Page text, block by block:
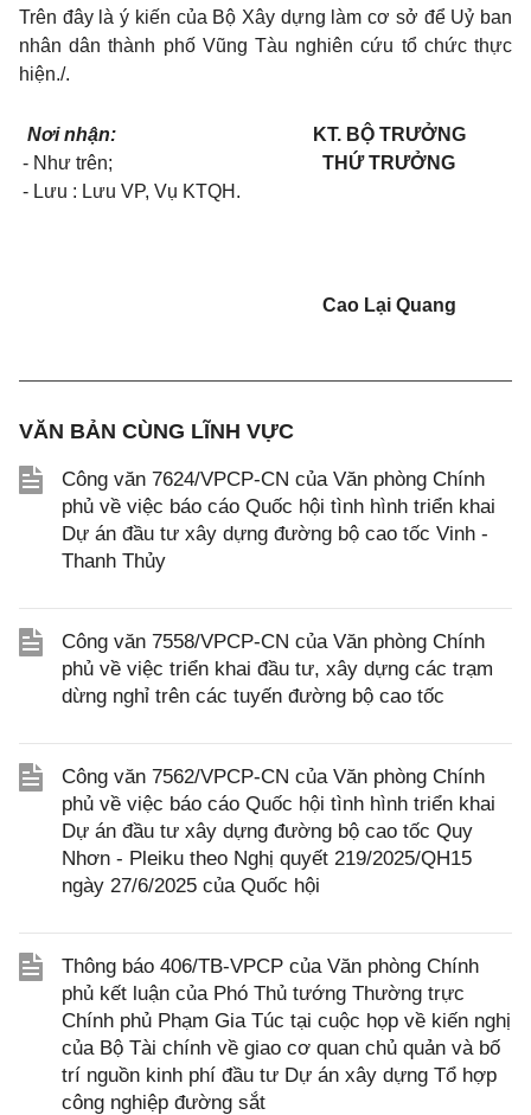
Trên đây là ý kiến của Bộ Xây dựng làm cơ sở để Uỷ ban
nhân dân thành phố Vũng Tàu nghiên cứu tổ chức thực
hiện./.
Nơi nhận:
- Như trên;
- Lưu : Lưu VP, Vụ KTQH.
KT. BỘ TRƯỞNG
THỨ TRƯỞNG
Cao Lại Quang
VĂN BẢN CÙNG LĨNH VỰC
Công văn 7624/VPCP-CN của Văn phòng Chính
phủ về việc báo cáo Quốc hội tình hình triển khai
Dự án đầu tư xây dựng đường bộ cao tốc Vinh -
Thanh Thủy
Công văn 7558/VPCP-CN của Văn phòng Chính
phủ về việc triển khai đầu tư, xây dựng các trạm
dừng nghỉ trên các tuyến đường bộ cao tốc
Công văn 7562/VPCP-CN của Văn phòng Chính
phủ về việc báo cáo Quốc hội tình hình triển khai
Dự án đầu tư xây dựng đường bộ cao tốc Quy
Nhơn - Pleiku theo Nghị quyết 219/2025/QH15
ngày 27/6/2025 của Quốc hội
Thông báo 406/TB-VPCP của Văn phòng Chính
phủ kết luận của Phó Thủ tướng Thường trực
Chính phủ Phạm Gia Túc tại cuộc họp về kiến nghị
của Bộ Tài chính về giao cơ quan chủ quản và bố
trí nguồn kinh phí đầu tư Dự án xây dựng Tổ hợp
công nghiệp đường sắt